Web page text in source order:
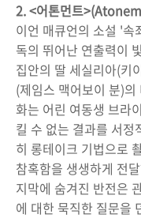
2. <어톤먼트
이언 매큐언의 소설 '속
독의 뛰어난 연출력이
집안의 딸 세실리아(키
(제임스 맥어보이 분)
화는 어린 여동생 브라
킬 수 없는 결과를 서정
히 롱테이크 기법으로
참혹함을 생생하게 전
지막에 숨겨진 반전은
에 대한 묵직한 질문을